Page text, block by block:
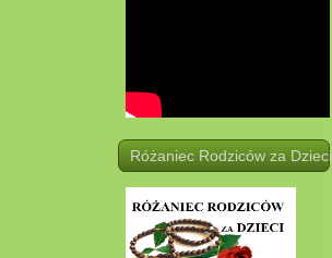
Różaniec Rodziców za Dzieci